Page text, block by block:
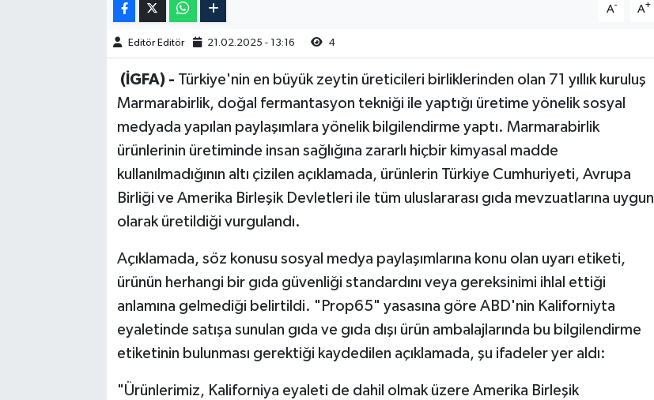
A- A+
Editör Editör 21.02.2025 - 13:16 4
(İGFA) - Türkiye'nin en büyük zeytin üreticileri birliklerinden olan 71 yıllık kuruluş
Marmarabirlik, doğal fermantasyon tekniği ile yaptığı üretime yönelik sosyal
medyada yapılan paylaşımlara yönelik bilgilendirme yaptı. Marmarabirlik
ürünlerinin üretiminde insan sağlığına zararlı hiçbir kimyasal madde
kullanılmadığının altı çizilen açıklamada, ürünlerin Türkiye Cumhuriyeti, Avrupa
Birliği ve Amerika Birleşik Devletleri ile tüm uluslararası gıda mevzuatlarına uygun
olarak üretildiği vurgulandı.
Açıklamada, söz konusu sosyal medya paylaşımlarına konu olan uyarı etiketi,
ürünün herhangi bir gıda güvenliği standardını veya gereksinimi ihlal ettiği
anlamına gelmediği belirtildi. "Prop65" yasasına göre ABD'nin Kaliforniyta
eyaletinde satışa sunulan gıda ve gıda dışı ürün ambalajlarında bu bilgilendirme
etiketinin bulunması gerektiği kaydedilen açıklamada, şu ifadeler yer aldı:
"Ürünlerimiz, Kaliforniya eyaleti de dahil olmak üzere Amerika Birleşik